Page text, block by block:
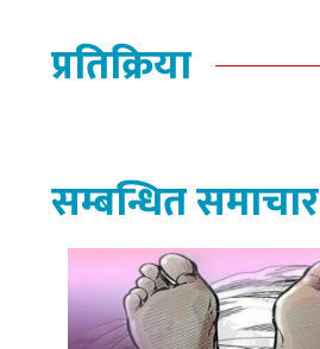
प्रतिक्रिया
सम्बन्धित समाचार